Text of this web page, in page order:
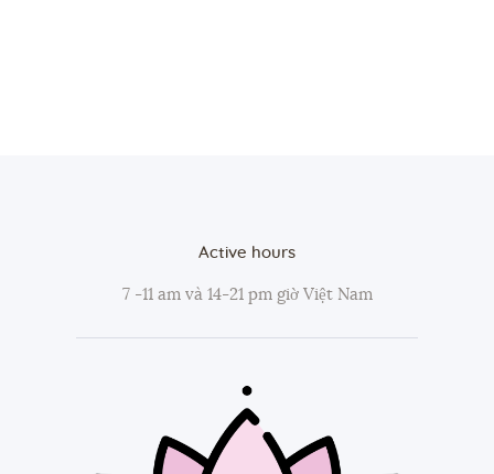
Active hours
7 -11 am và 14-21 pm giờ Việt Nam